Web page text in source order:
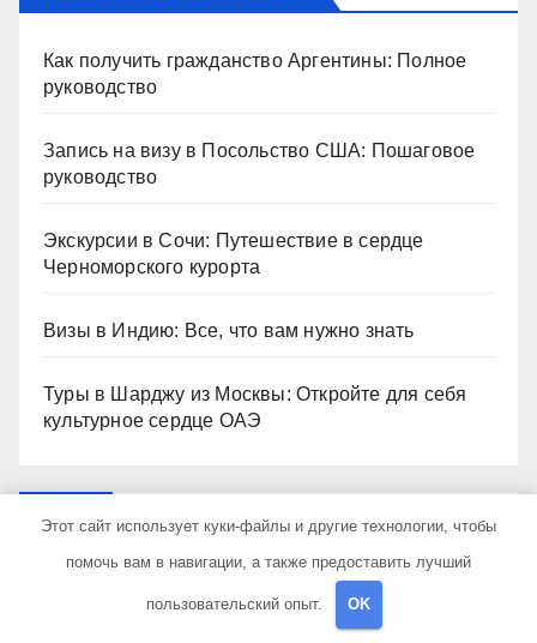
Как получить гражданство Аргентины: Полное
руководство
Запись на визу в Посольство США: Пошаговое
руководство
Экскурсии в Сочи: Путешествие в сердце
Черноморского курорта
Визы в Индию: Все, что вам нужно знать
Туры в Шарджу из Москвы: Откройте для себя
культурное сердце ОАЭ
Архив
Этот сайт использует куки-файлы и другие технологии, чтобы
помочь вам в навигации, а также предоставить лучший
пользовательский опыт. OK